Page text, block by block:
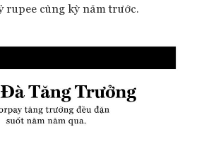
rupee cùng kỳ năm trước.